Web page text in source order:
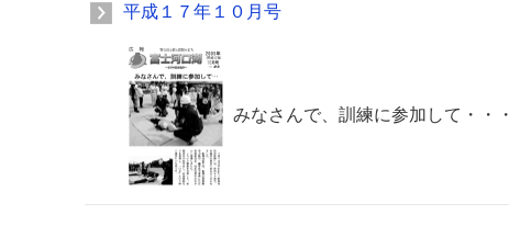
平成１７年１０月号
みなさんで、訓練に参加して・・・